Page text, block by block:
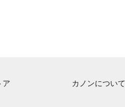
ア カノンについて